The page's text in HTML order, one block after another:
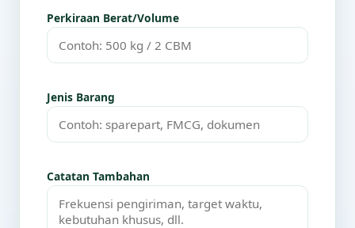
Perkiraan Berat/Volume
Jenis Barang
Catatan Tambahan